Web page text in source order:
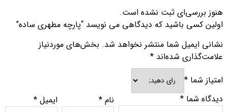
هنوز بررسی‌ای ثبت نشده است.
اولین کسی باشید که دیدگاهی می نویسد “پارچه مطهری ساده”
نشانی ایمیل شما منتشر نخواهد شد. بخش‌های موردنیاز
علامت‌گذاری شده‌اند *
امتیاز شما *
دیدگاه شما * نام * ایمیل*